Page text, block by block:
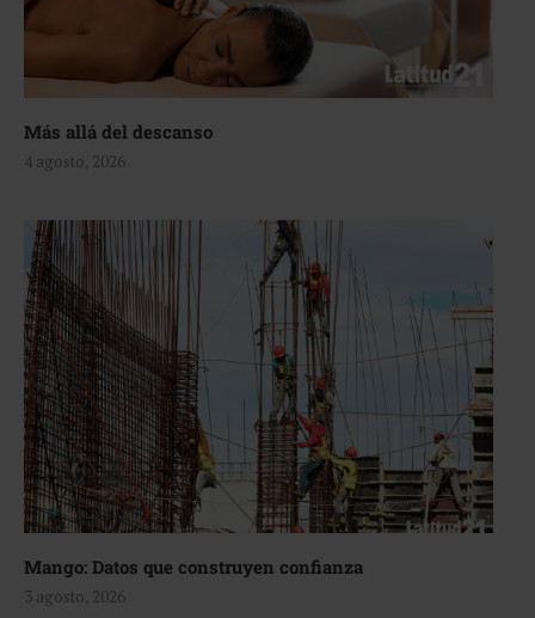
Más allá del descanso
4 agosto, 2026
Mango: Datos que construyen confianza
3 agosto, 2026